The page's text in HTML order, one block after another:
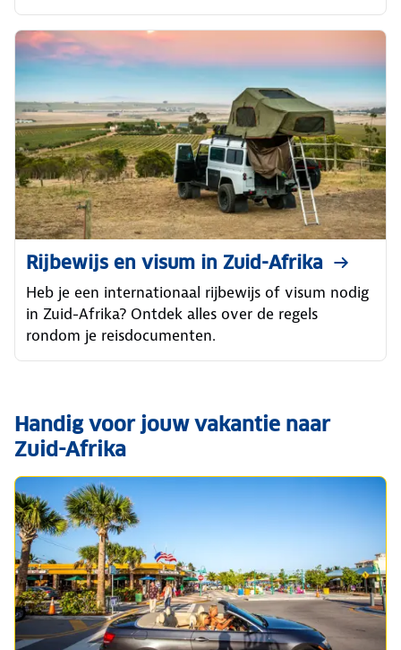
Rijbewijs en visum in Zuid-Afrika
Heb je een internationaal rijbewijs of visum nodig
in Zuid-Afrika? Ontdek alles over de regels
rondom je reisdocumenten.
Handig voor jouw vakantie naar
Zuid-Afrika